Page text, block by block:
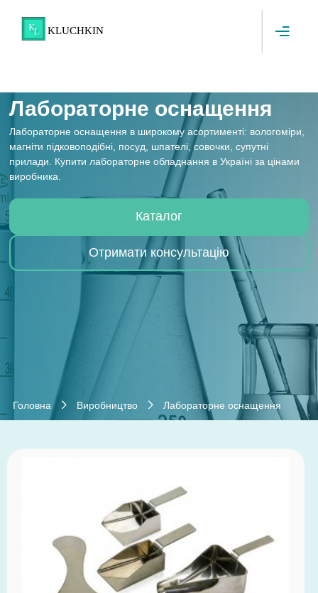
KLUCHKIN
Лабораторне оснащення
Лабораторне оснащення в широкому асортименті: вологоміри,
магніти підковоподібні, посуд, шпателі, совочки, супутні
прилади. Купити лабораторне обладнання в Україні за цінами
виробника.
Каталог
Отримати консультацію
Головна Виробництво Лабораторне оснащення